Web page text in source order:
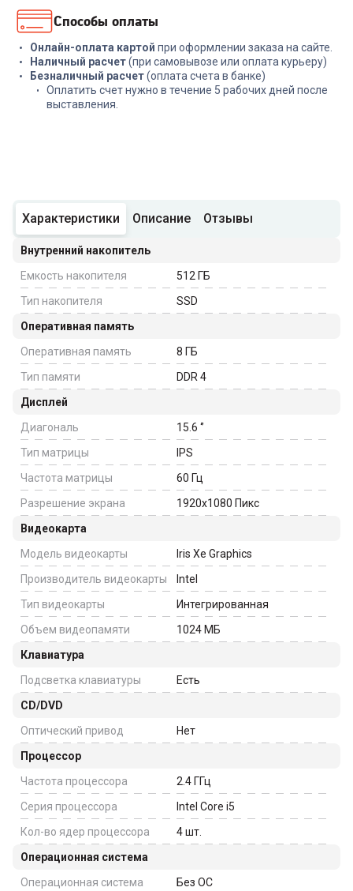
Способы оплаты
Онлайн-оплата картой при оформлении заказа на сайте.
Наличный расчет(при самовывозе или оплата курьеру)
Безналичный расчет(оплата счета в банке)
Оплатить счет нужно в течение 5 рабочих дней после
выставления.
Характеристики Описание Отзывы
Внутренний накопитель
Емкость накопителя
512 ГБ
Тип накопителя
SSD
Оперативная память
Оперативная память
8 ГБ
Тип памяти
DDR 4
Дисплей
Диагональ
15.6 ‘’
Тип матрицы
IPS
Частота матрицы
60 Гц
Разрешение экрана
1920x1080 Пикс
Видеокарта
Модель видеокарты
Iris Xe Graphics
Производитель видеокарты
Intel
Тип видеокарты
Интегрированная
Объем видеопамяти
1024 МБ
Клавиатура
Подсветка клавиатуры
Есть
CD/DVD
Оптический привод
Нет
Процессор
Частота процессора
2.4 ГГц
Серия процессора
Intel Core i5
Кол-во ядер процессора
4шт.
Операционная система
Операционная система
Без ОС